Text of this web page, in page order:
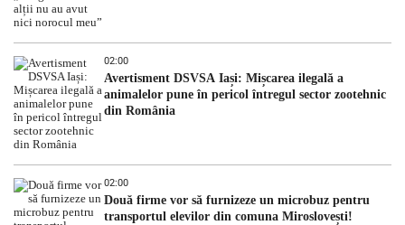
02:00
Avertisment DSVSA Iași: Mișcarea ilegală a
animalelor pune în pericol întregul sector zootehnic
din România
02:00
Două firme vor să furnizeze un microbuz pentru
transportul elevilor din comuna Miroslovești!